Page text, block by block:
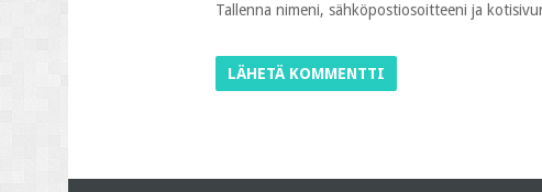
Tallenna nimeni, sähköpostiosoitteeni ja